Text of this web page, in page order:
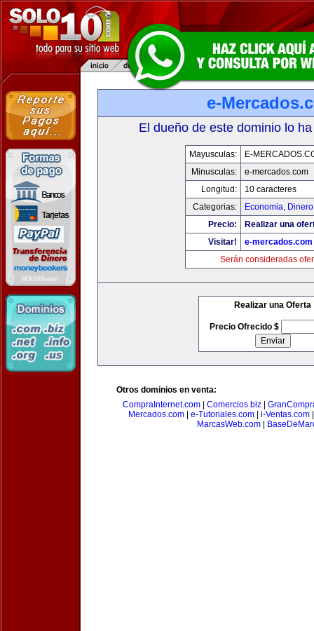
e-
El dueño de este dominio lo
Mayusculas:
E-
Minusculas:
e-mercados.com
Longitud:
10 caracteres
Categorias:
Economia,
Precio:
Realizar una
Visitar!
e-mercados.com
Serán consideradas
Realizar una Oferta
Precio Ofrecido $
Otros dominios en venta:
CompraInternet.com| Comercios.biz|
Mercados.com
e-Tutoriales.com i-Ventas.com
MarcasWeb.com